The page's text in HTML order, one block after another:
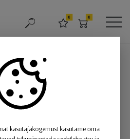
OTSING LEMMIKUD
0
OSTUKORV
0
60W | DALI
| DALI 24V 2-
valge
kasutajakogemust kasutame oma